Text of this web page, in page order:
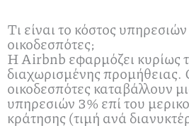
Τι είναι το κόστος
οικοδεσπότες;
Η Airbnb εφαρμόζει κυρίως
διαχωρισμένης προμήθειας.
οικοδεσπότες καταβάλλουν
υπηρεσιών 3% επί του
κράτησης (τιμή ανά